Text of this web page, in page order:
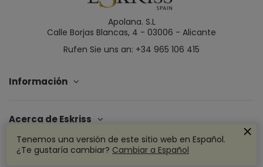
Apolana. S.L
Calle Borjas Blancas, 4 - 03006 - Alicante
Rufen Sie uns an: +34 965 106 415
Información
Acerca de Eskriss
Tenemos una versión de este sitio web en Español.
¿Te gustaría cambiar? Cambiar a Español